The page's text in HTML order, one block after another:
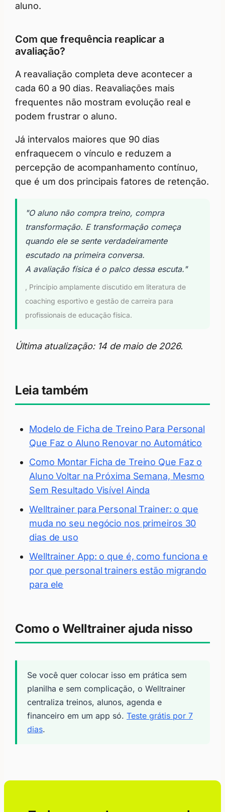
aluno.
Com que frequência reaplicar a
avaliação?
A reavaliação completa deve acontecer a
cada 60 a 90 dias. Reavaliações mais
frequentes não mostram evolução real e
podem frustrar o aluno.
Já intervalos maiores que 90 dias
enfraquecem o vínculo e reduzem a
percepção de acompanhamento contínuo,
que é um dos principais fatores de retenção.
"O aluno não compra treino, compra
transformação. E transformação começa
quando ele se sente verdadeiramente
escutado na primeira conversa.
A avaliação física é o palco dessa escuta."
, Princípio amplamente discutido em literatura de
coaching esportivo e gestão de carreira para
profissionais de educação física.
Última atualização: 14 de maio de 2026.
Leia também
Modelo de Ficha de Treino Para Personal
Que Faz o Aluno Renovar no Automático
Como Montar Ficha de Treino Que Faz o
Aluno Voltar na Próxima Semana, Mesmo
Sem Resultado Visível Ainda
Welltrainer para Personal Trainer: o que
muda no seu negócio nos primeiros 30
dias de uso
Welltrainer App: o que é, como funciona e
por que personal trainers estão migrando
para ele
Como o Welltrainer ajuda nisso
Se você quer colocar isso em prática sem
planilha e sem complicação, o Welltrainer
centraliza treinos, alunos, agenda e
financeiro em um app só. Teste grátis por 7
dias.